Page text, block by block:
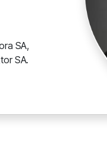
SA,
SA.